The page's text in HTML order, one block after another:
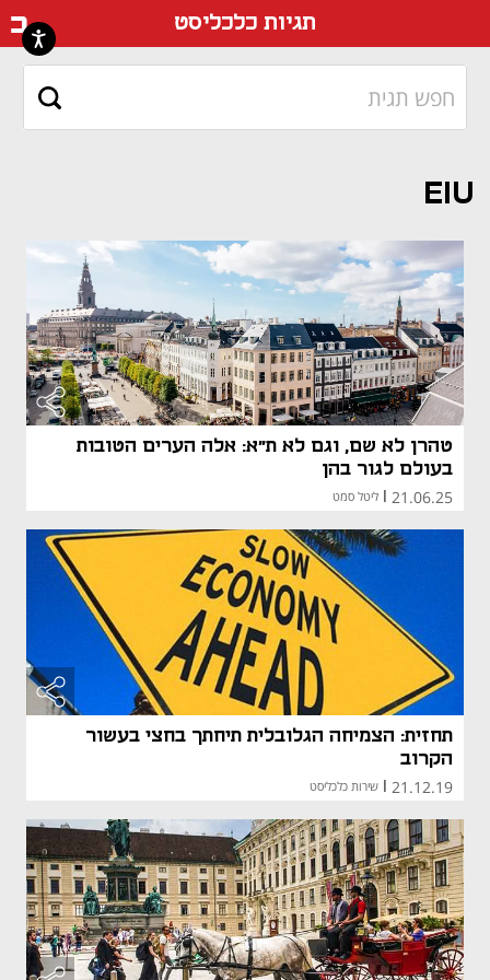
תגיות כלכליסט
EIU
טהרן לא שם, וגם לא ת"א: אלה הערים הטובות
בעולם לגור בהן
21.06.25 ליטל סמט
תחזית: הצמיחה הגלובלית תיחתך בחצי בעשור
הקרוב
21.12.19 שירות כלכליסט